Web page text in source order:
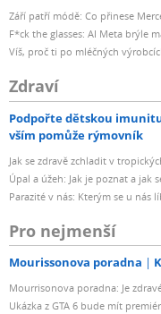
Září patří módě: Co přinese
F*ck the glasses: AI Meta brýle
Víš, proč ti po mléčných
Zdraví
Podpořte dětskou
vším pomůže rýmovník
Jak se zdravě zchladit v
Úpal a úžeh: Jak je poznat a jak
Parazité v nás: Kterým se u nás
Pro nejmenší
Mourissonova poradna
Mourrisonova poradna: Je
Ukázka z GTA 6 bude mít